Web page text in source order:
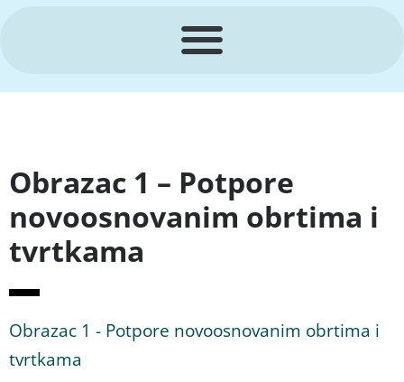
Obrazac 1 – Potpore
novoosnovanim obrtima i
tvrtkama
Obrazac 1 - Potpore novoosnovanim obrtima i
tvrtkama